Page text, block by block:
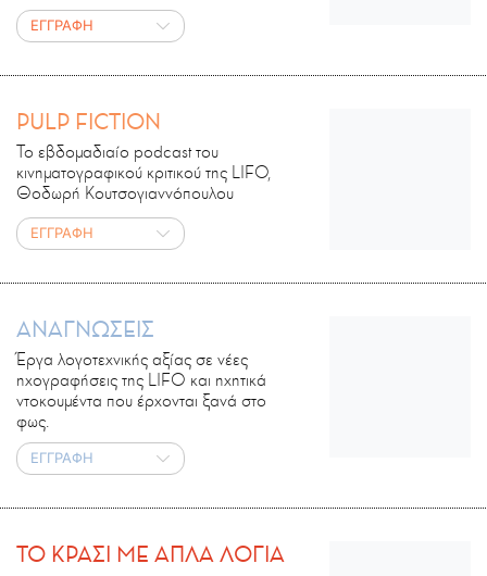
ΕΓΓΡΑΦΗ
PULP FICTION
Το εβδομαδιαίο podcast του
κινηματογραφικού κριτικού της LIFO,
Θοδωρή Κουτσογιαννόπουλου
ΕΓΓΡΑΦΗ
ΑΝΑΓΝΩΣΕΙΣ
Έργα λογοτεχνικής αξίας σε νέες
ηχογραφήσεις της LIFO και ηχητικά
ντοκουμέντα που έρχονται ξανά στο
φως.
ΕΓΓΡΑΦΗ
ΤΟ ΚΡΑΣΙ ΜΕ ΑΠΛΑ ΛΟΓΙΑ